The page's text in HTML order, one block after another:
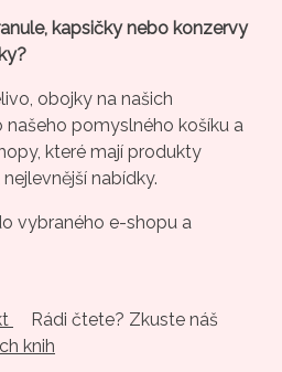
kapsičky nebo konzervy
obojky na našich
našeho pomyslného košíku a
které mají produkty
nabídky.
vybraného e-shopu a
Rádi čtete? Zkuste náš
knih